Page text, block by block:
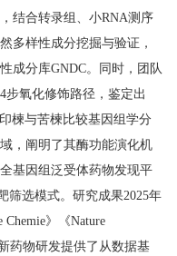
结合转录组、小RNA测序
多样性成分挖掘与验证，
成分库GNDC。同时，团队
步氧化修饰路径，鉴定出
楝与苦楝比较基因组学分
，阐明了其酶功能演化机
基因组泛受体药物发现平
筛选模式。研究成果2025年
Chemie》《Nature
药物研发提供了从数据基